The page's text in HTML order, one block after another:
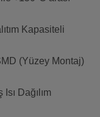
Kapasiteli
(Yüzey Montaj)
Dağılım